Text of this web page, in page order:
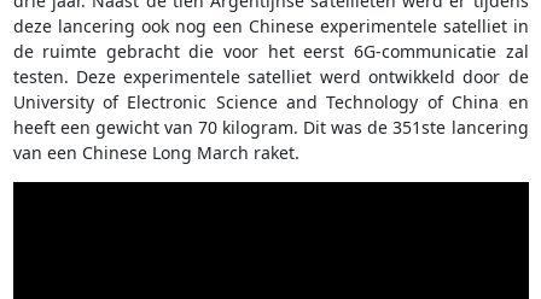
deze lancering ook nog een Chinese experimentele satelliet in
de ruimte gebracht die voor het eerst 6G-communicatie zal
testen. Deze experimentele satelliet werd ontwikkeld door de
University of Electronic Science and Technology of China en
heeft een gewicht van 70 kilogram. Dit was de 351ste lancering
van een Chinese Long March raket.